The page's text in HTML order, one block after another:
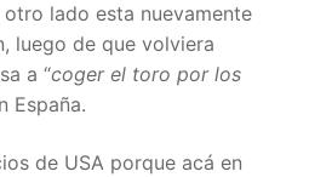
lado esta nuevamente
luego de que volviera
a “coger el toro por los
España.
de USA porque acá en